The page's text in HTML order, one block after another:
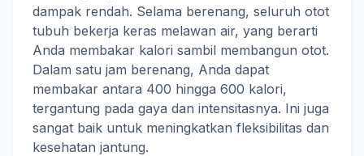
dampak rendah. Selama berenang, seluruh otot
tubuh bekerja keras melawan air, yang berarti
Anda membakar kalori sambil membangun otot.
Dalam satu jam berenang, Anda dapat
membakar antara 400 hingga 600 kalori,
tergantung pada gaya dan intensitasnya. Ini juga
sangat baik untuk meningkatkan fleksibilitas dan
kesehatan jantung.